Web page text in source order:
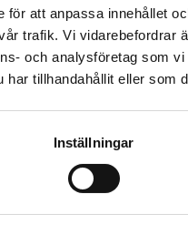
för att anpassa innehållet
trafik. Vi vidarebefordrar
och analysföretag som
har tillhandahållit eller som
Inställningar
10 till 20 mm och 8
mm.